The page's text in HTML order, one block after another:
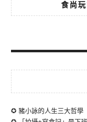
食尚
✪ 豬小詠的人生三大哲學